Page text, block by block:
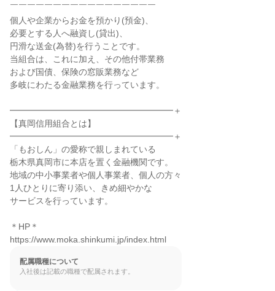
￣￣￣￣￣￣￣￣￣￣￣￣￣￣￣￣￣
個人や企業からお金を預かり(預金)、
必要とする人へ融資し(貸出)、
円滑な送金(為替)を行うことです。
当組合は、これに加え、その他付帯業務
および国債、保険の窓販業務など
多岐にわたる金融業務を行っています。
━━━━━━━━━━━━━━━━━━━＋
【真岡信用組合とは】
━━━━━━━━━━━━━━━━━━━＋
「もおしん」の愛称で親しまれている
栃木県真岡市に本店を置く金融機関です。
地域の中小事業者や個人事業者、個人の方々
1人ひとりに寄り添い、きめ細やかな
サービスを行っています。
＊HP＊
https://www.moka.shinkumi.jp/index.html
配属職種について
入社後は記載の職種で配属されます。